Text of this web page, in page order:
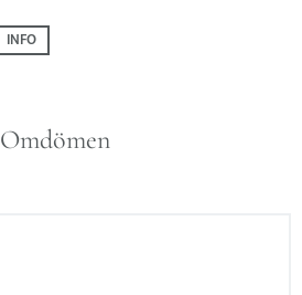
Omdömen
INFO